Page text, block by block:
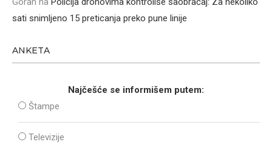
sati snimljeno 15 preticanja preko pune linije
ANKETA
Najčešće se informišem putem:
Štampe
Televizije